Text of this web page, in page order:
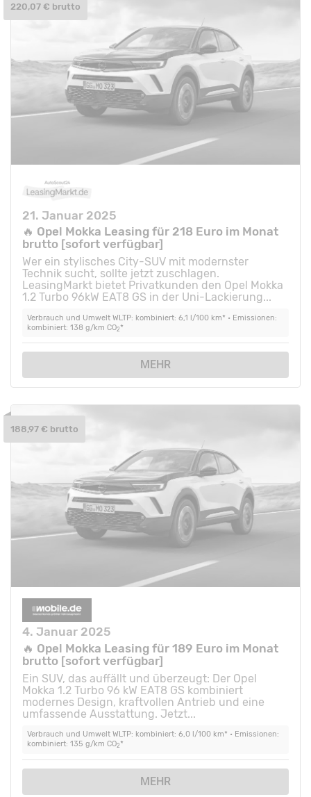
21. Januar 2025
🔥 Opel Mokka Leasing für 218 Euro im Monat
brutto [sofort verfügbar]
Wer ein stylisches City-SUV mit modernster
Technik sucht, sollte jetzt zuschlagen.
LeasingMarkt bietet Privatkunden den Opel Mokka
1.2 Turbo 96kW EAT8 GS in der Uni-Lackierung...
Verbrauch und Umwelt WLTP: kombiniert: 6,1 l/100 km* • Emissionen:
kombiniert: 138 g/km CO2*
MEHR
220,07 € brutto
4. Januar 2025
🔥 Opel Mokka Leasing für 189 Euro im Monat
brutto [sofort verfügbar]
Ein SUV, das auffällt und überzeugt: Der Opel
Mokka 1.2 Turbo 96 kW EAT8 GS kombiniert
modernes Design, kraftvollen Antrieb und eine
umfassende Ausstattung. Jetzt...
Verbrauch und Umwelt WLTP: kombiniert: 6,0 l/100 km* • Emissionen:
kombiniert: 135 g/km CO2*
MEHR
188,97 € brutto